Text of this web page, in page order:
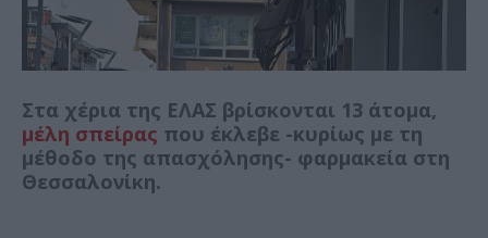
Στα χέρια της ΕΛΑΣ βρίσκονται 13 άτομα,
μέλη σπείρας που έκλεβε -κυρίως με τη
μέθοδο της απασχόλησης- φαρμακεία στη
Θεσσαλονίκη.